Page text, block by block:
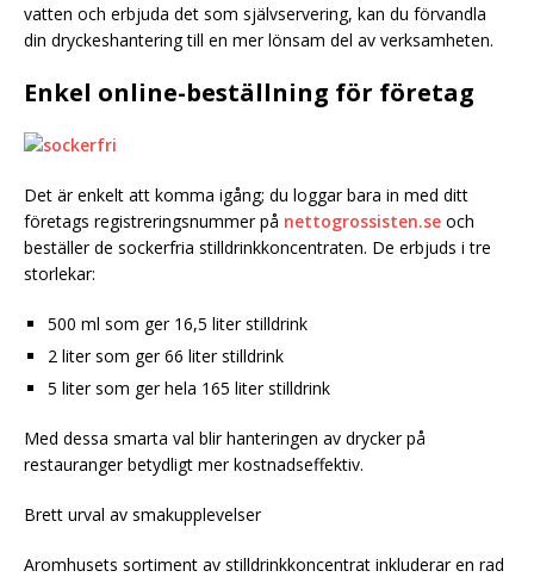
vatten och erbjuda det som självservering, kan du förvandla
din dryckeshantering till en mer lönsam del av verksamheten.
Enkel online-beställning för företag
Det är enkelt att komma igång; du loggar bara in med ditt
företags registreringsnummer på nettogrossisten.se och
beställer de sockerfria stilldrinkkoncentraten. De erbjuds i tre
storlekar:
500 ml som ger 16,5 liter stilldrink
2 liter som ger 66 liter stilldrink
5 liter som ger hela 165 liter stilldrink
Med dessa smarta val blir hanteringen av drycker på
restauranger betydligt mer kostnadseffektiv.
Brett urval av smakupplevelser
Aromhusets sortiment av stilldrinkkoncentrat inkluderar en rad